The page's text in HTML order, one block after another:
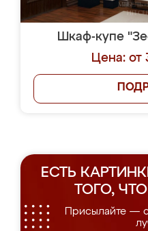
Шкаф-купе
Цена: от
ЕСТЬ
ТОГО,
Присылайте —